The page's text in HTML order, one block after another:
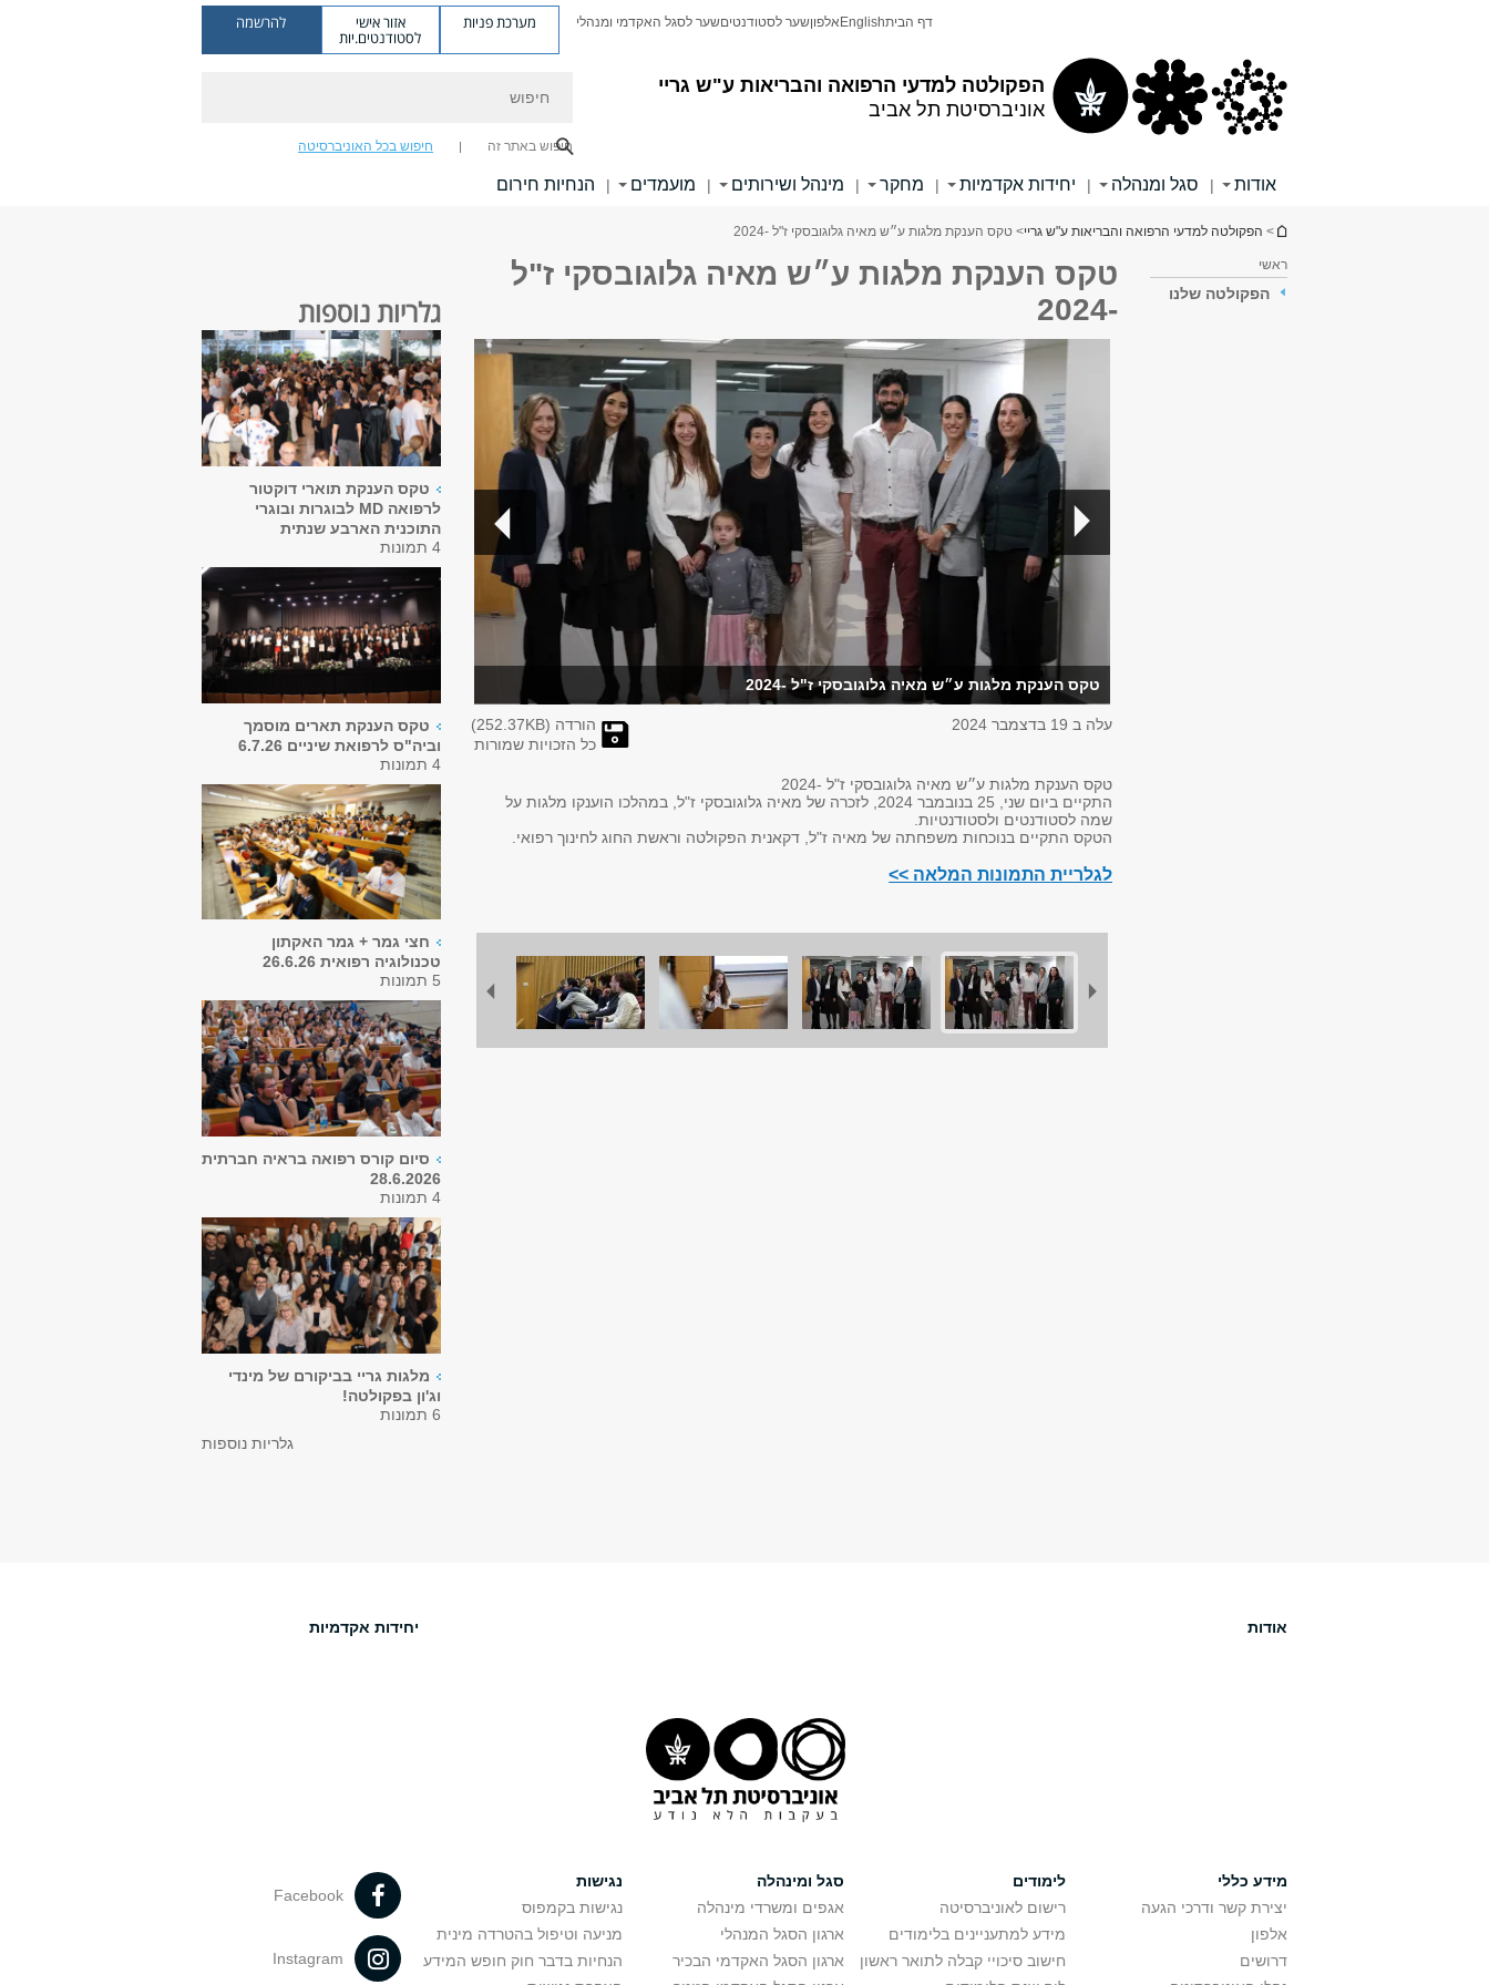
הפקולטה למדעי הרפואה והבריאות ע"ש גריי
אוניברסיטת תל אביב
דף הביתEnglish אלפוןשער לסטודנטיםשער לסגל האקדמי ומנהלי מערכת פניות אזור אישי
לסטודנטים.יות
להרשמה
חיפוש באתר זה חיפוש בכל האוניברסיטה
אודות | סגל ומנהלה | יחידות אקדמיות | מחקר | מינהל ושירותים | מועמדים | הנחיות חירום
הינך נמצא כאן
> הפקולטה למדעי הרפואה והבריאות ע"ש גריי> טקס הענקת מלגות ע״ש מאיה גלוגובסקי ז"ל -2024
ראשי
הפקולטה שלנו
טקס הענקת מלגות ע״ש מאיה גלוגובסקי ז"ל
-2024
גלריות נוספות
טקס הענקת תוארי דוקטור
לרפואה MD לבוגרות ובוגרי
התוכנית הארבע שנתית
4 תמונות
טקס הענקת תארים מוסמך
וביה"ס לרפואת שיניים 6.7.26
4 תמונות
חצי גמר + גמר האקתון
טכנולוגיה רפואית 26.6.26
5 תמונות
סיום קורס רפואה בראיה חברתית
28.6.2026
4 תמונות
מלגות גריי בביקורם של מינדי
וג'ון בפקולטה!
6 תמונות
גלריות נוספות
טקס הענקת מלגות ע״ש מאיה גלוגובסקי ז"ל -2024
עלה ב 19 בדצמבר 2024 הורדה ( 252.37KB)
כל הזכויות שמורות
טקס הענקת מלגות ע״ש מאיה גלוגובסקי ז"ל -2024
התקיים ביום שני, 25 בנובמבר 2024, לזכרה של מאיה גלוגובסקי ז"ל, במהלכו הוענקו מלגות על
שמה לסטודנטים ולסטודנטיות.
הטקס התקיים בנוכחות משפחתה של מאיה ז"ל, דקאנית הפקולטה וראשת החוג לחינוך רפואי.
לגלריית התמונות המלאה >>
אודות יחידות אקדמיות
מידע כללי
יצירת קשר ודרכי הגעה
אלפון
דרושים
לימודים
רישום לאוניברסיטה
מידע למתעניינים בלימודים
חישוב סיכויי קבלה לתואר ראשון
סגל ומינהלה
אגפים ומשרדי מינהלה
ארגון הסגל המנהלי
ארגון הסגל האקדמי הבכיר
נגישות
נגישות בקמפוס
מניעה וטיפול בהטרדה מינית
הנחיות בדבר חוק חופש המידע
Facebook
Instagram